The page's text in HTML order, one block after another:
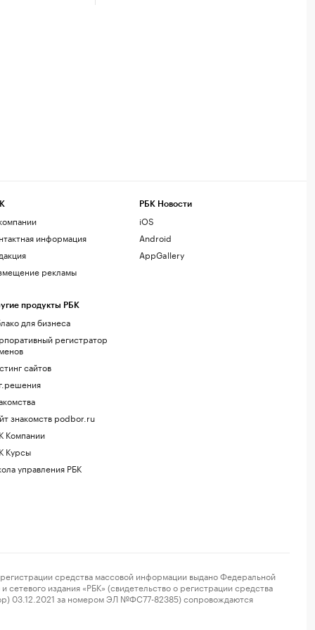
информация
рекламы
продукты РБК
для бизнеса
регистратор
сайтов
знакомств podbor.ru
Компании
Курсы
управления РБК
РБК Новости
iOS
Android
AppGallery
средства массовой информации выдано Федеральной
издания «РБК» (свидетельство о регистрации средства
03.12.2021 за номером ЭЛ №ФС77-82385) сопровождаются